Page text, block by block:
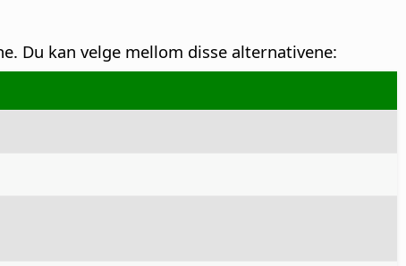
Du kan velge mellom disse alternativene: